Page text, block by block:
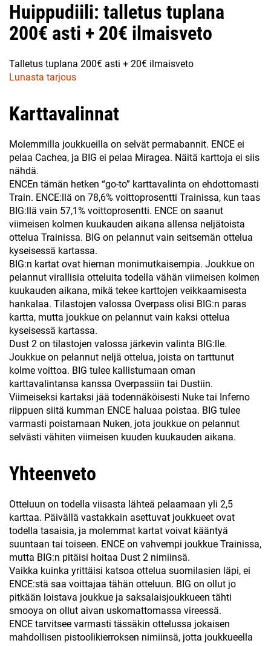
Huippudiili: talletus tuplana
200€ asti + 20€ ilmaisveto
Talletus tuplana 200€ asti + 20€ ilmaisveto
Lunasta tarjous
Karttavalinnat
Molemmilla joukkueilla on selvät permabannit. ENCE ei
pelaa Cachea, ja BIG ei pelaa Miragea. Näitä karttoja ei siis
nähdä.
ENCEn tämän hetken “go-to” karttavalinta on ehdottomasti
Train. ENCE:llä on 78,6% voittoprosentti Trainissa, kun taas
BIG:llä vain 57,1% voittoprosentti. ENCE on saanut
viimeisen kolmen kuukauden aikana allensa neljätoista
ottelua Trainissa. BIG on pelannut vain seitsemän ottelua
kyseisessä kartassa.
BIG:n kartat ovat hieman monimutkaisempia. Joukkue on
pelannut virallisia otteluita todella vähän viimeisen kolmen
kuukauden aikana, mikä tekee karttojen veikkaamisesta
hankalaa. Tilastojen valossa Overpass olisi BIG:n paras
kartta, mutta joukkue on pelannut vain kaksi ottelua
kyseisessä kartassa.
Dust 2 on tilastojen valossa järkevin valinta BIG:lle.
Joukkue on pelannut neljä ottelua, joista on tarttunut
kolme voittoa. BIG tulee kallistumaan oman
karttavalintansa kanssa Overpassiin tai Dustiin.
Viimeiseksi kartaksi jää todennäköisesti Nuke tai Inferno
riippuen siitä kumman ENCE haluaa poistaa. BIG tulee
varmasti poistamaan Nuken, jota joukkue on pelannut
selvästi vähiten viimeisen kuuden kuukauden aikana.
Yhteenveto
Otteluun on todella viisasta lähteä pelaamaan yli 2,5
karttaa. Päivällä vastakkain asettuvat joukkueet ovat
todella tasaisia, ja molemmat kartat voivat kääntyä
suuntaan tai toiseen. ENCE on vahvempi joukkue Trainissa,
mutta BIG:n pitäisi hoitaa Dust 2 nimiinsä.
Vaikka kuinka yrittäisi katsoa ottelua suomilasien läpi, ei
ENCE:stä saa voittajaa tähän otteluun. BIG on ollut jo
pitkään loistava joukkue ja saksalaisjoukkueen tähti
smooya on ollut aivan uskomattomassa vireessä.
ENCE tarvitsee varmasti tässäkin ottelussa jokaisen
mahdollisen pistoolikierroksen nimiinsä, jotta joukkueella